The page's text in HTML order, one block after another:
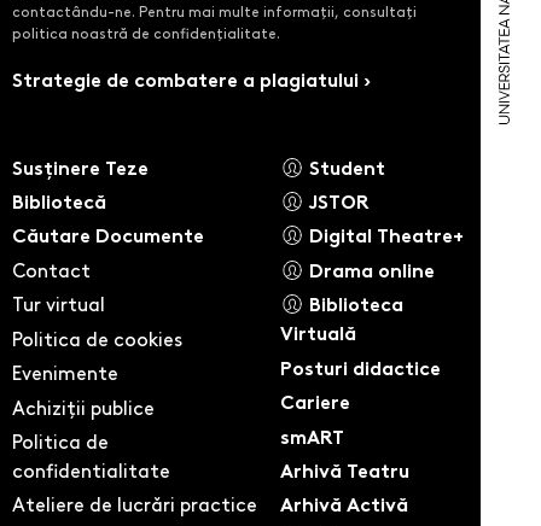
contactându-ne. Pentru mai multe informații, consultați
politica noastră de confidențialitate.
Strategie de combatere a plagiatului ›
Susținere Teze
Bibliotecă
Căutare Documente
Contact
Tur virtual
Politica de cookies
Evenimente
Achiziții publice
Politica de
confidentialitate
Ateliere de lucrări practice
Student
JSTOR
Digital Theatre+
Drama online
Biblioteca
Virtuală
Posturi didactice
Cariere
smART
Arhivă Teatru
Arhivă Activă